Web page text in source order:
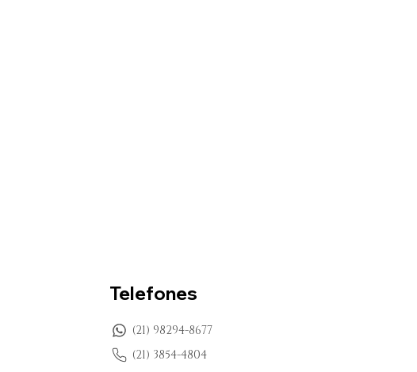
(21) 3854-4804
(21) 98294-8677
Telefones